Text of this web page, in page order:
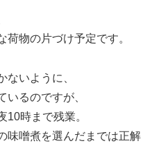
物の片づけ予定です。
ないように、
いるのですが、
10時まで残業。
味噌煮を選んだまでは正解